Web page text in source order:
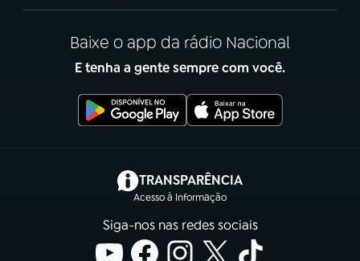
Baixe o app da rádio Nacional
E tenha a gente sempre com você.
TRANSPARÊNCIA
Acesso à Informação
(abre em nova aba)
Siga-nos nas redes sociais